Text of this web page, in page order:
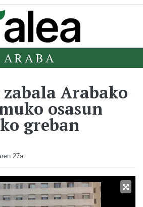
ARABA
Arabako
osasun
greban
27a